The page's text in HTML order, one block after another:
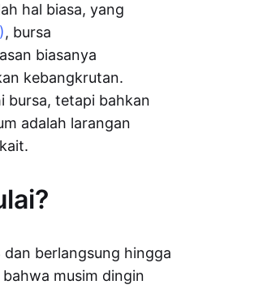
hal biasa, yang
, bursa
biasanya
kebangkrutan.
bursa, tetapi bahkan
adalah larangan
berlangsung hingga
musim dingin